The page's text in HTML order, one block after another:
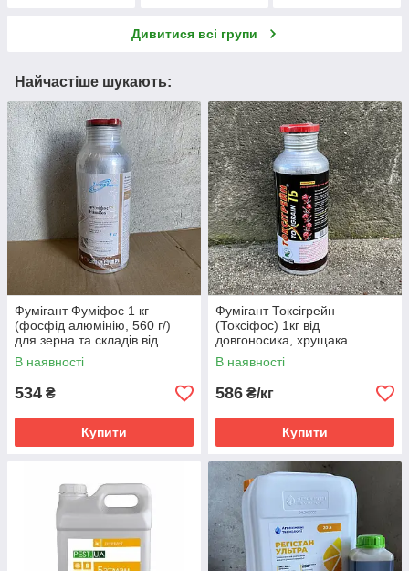
Дивитися всі групи
Найчастіше шукають:
Фумігант Фуміфос 1 кг
(фосфід алюмінію, 560 г/)
для зерна та складів від
довгоносика, хрущака,
борошноїда, зернової молі
(міль)
В наявності
534 ₴
Купити
Фумігант Токсігрейн
(Токсіфос) 1кг від
довгоносика, хрущака
борошноїда, горохової
зернівки, зернової молі
(міль), вогнівки, кротів
В наявності
586 ₴/кг
Купити